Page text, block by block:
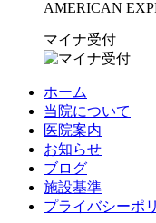
マイナ受付
ホーム
当院について
医院案内
お知らせ
ブログ
施設基準
プライバシーポ